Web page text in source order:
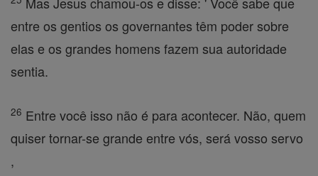
entre os gentios os governantes têm poder sobre
elas e os grandes homens fazem sua autoridade
sentia.
26 Entre você isso não é para acontecer. Não, quem
quiser tornar-se grande entre vós, será vosso servo
,